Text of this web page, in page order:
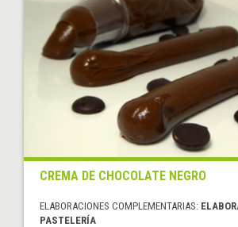
CREMA DE CHOCOLATE NEGRO
ELABORACIONES COMPLEMENTARIAS:
PASTELERÍA